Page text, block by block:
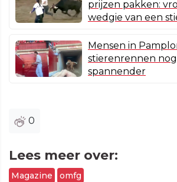
prijzen pakken:
wedgie van een
Mensen in
stierenrennen
spannender
0
Lees meer over:
Magazine omfg